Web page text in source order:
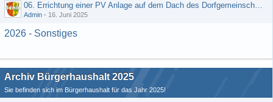
06. Errichtung einer PV Anlage auf dem Dach des Dorfgemeinschaftshauses
Admin - 16. Juni 2025
2026 - Sonstiges
Archiv Bürgerhaushalt 2025
Sie befinden sich im Bürgerhaushalt für das Jahr 2025!